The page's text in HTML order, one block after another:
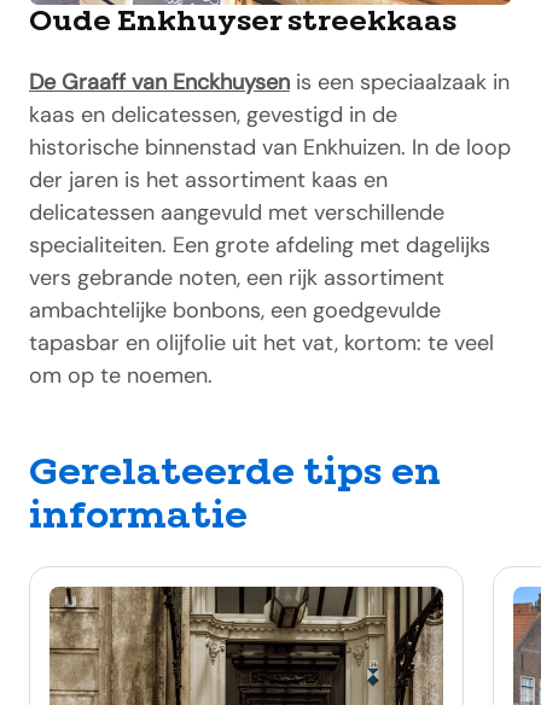
Oude Enkhuyser streekkaas
De Graaff van Enckhuysen is een speciaalzaak in
kaas en delicatessen, gevestigd in de
historische binnenstad van Enkhuizen. In de loop
der jaren is het assortiment kaas en
delicatessen aangevuld met verschillende
specialiteiten. Een grote afdeling met dagelijks
vers gebrande noten, een rijk assortiment
ambachtelijke bonbons, een goedgevulde
tapasbar en olijfolie uit het vat, kortom: te veel
om op te noemen.
Gerelateerde tips en
informatie